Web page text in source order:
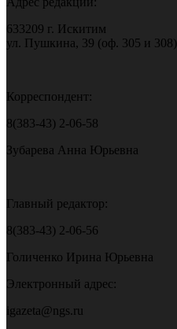
633209 г. Искитим
ул. Пушкина, 39 (оф. 305 и 308)
Корреспондент:
8(383-43) 2-06-58
Зубарева Анна Юрьевна
Главный редактор:
8(383-43) 2-06-56
Голиченко Ирина Юрьевна
Электронный адрес:
igazeta@ngs.ru